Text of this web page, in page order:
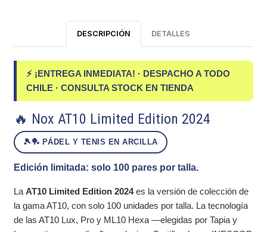
DESCRIPCIÓN DETALLES
⚡ ¡ENTREGA INMEDIATA! · DESPACHO A TODO
CHILE · CONSULTA STOCK EN TIENDA
🔥 Nox AT10 Limited Edition 2024
🎾🏓 PÁDEL Y TENIS EN ARCILLA
Edición limitada: solo 100 pares por talla.
LaAT10 Limited Edition 2024es la versión de colección de
la gama AT10, con solo 100 unidades por talla. La tecnología
de las AT10 Lux, Pro y ML10 Hexa —elegidas por Tapia y